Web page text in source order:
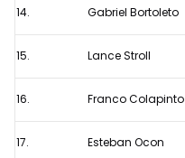
14. Gabriel Bortoleto
15. Lance Stroll
16. Franco Colapinto
17. Esteban Ocon